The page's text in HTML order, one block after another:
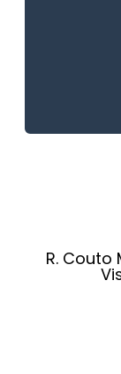
R. Couto